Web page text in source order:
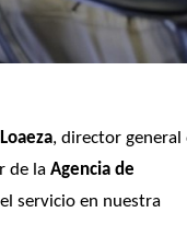
, director general
de la Agencia de
servicio en nuestra